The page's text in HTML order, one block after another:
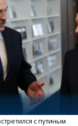
с путиным